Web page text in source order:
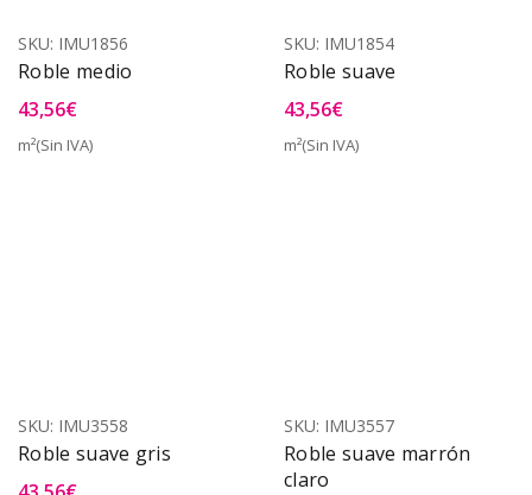
SKU: IMU1856
Roble medio
43,56€
m²(Sin IVA)
SKU: IMU1854
Roble suave
43,56€
m²(Sin IVA)
SKU: IMU3558
Roble suave gris
SKU: IMU3557
Roble suave marrón
claro